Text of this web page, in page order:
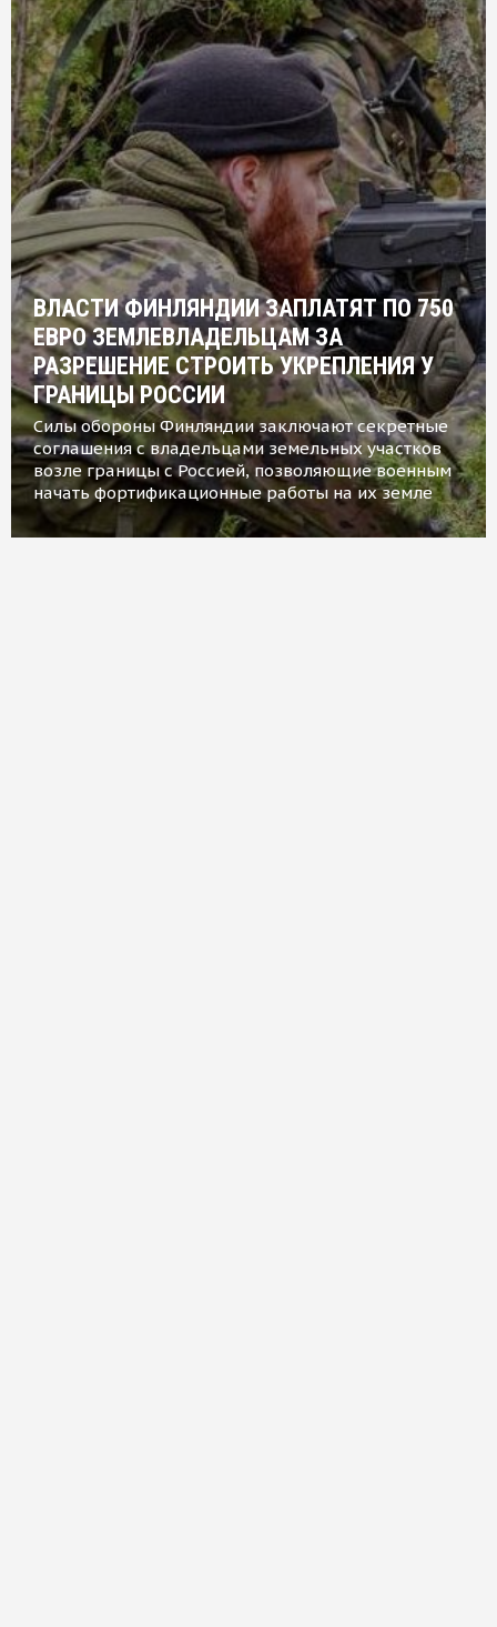
ВЛАСТИ ФИНЛЯНДИИ ЗАПЛАТЯТ ПО 750
ЕВРО ЗЕМЛЕВЛАДЕЛЬЦАМ ЗА
РАЗРЕШЕНИЕ СТРОИТЬ УКРЕПЛЕНИЯ У
ГРАНИЦЫ РОССИИ
Силы обороны Финляндии заключают секретные
соглашения с владельцами земельных участков
возле границы с Россией, позволяющие военным
начать фортификационные работы на их земле